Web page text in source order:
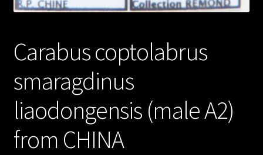
Carabus coptolabrus
smaragdinus
liaodongensis (male A2)
from CHINA